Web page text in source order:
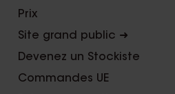
Prix
Site grand public ➜
Devenez un Stockiste
Commandes UE